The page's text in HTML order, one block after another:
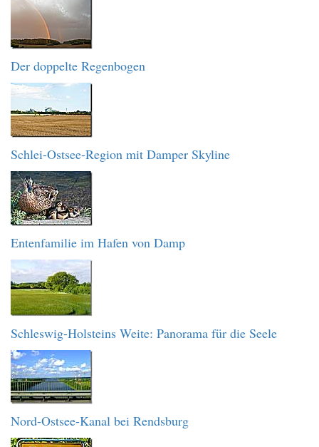
Der doppelte Regenbogen
Schlei-Ostsee-Region mit Damper Skyline
Entenfamilie im Hafen von Damp
Schleswig-Holsteins Weite: Panorama für die Seele
Nord-Ostsee-Kanal bei Rendsburg